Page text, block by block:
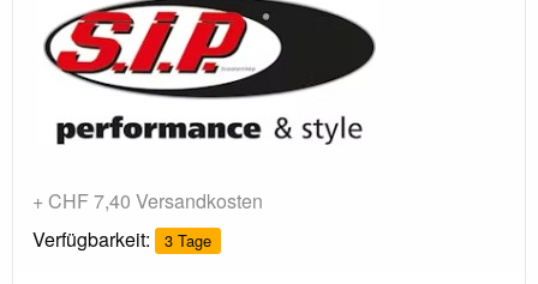
+ CHF 7,40 Versandkosten
Verfügbarkeit:
3 Tage